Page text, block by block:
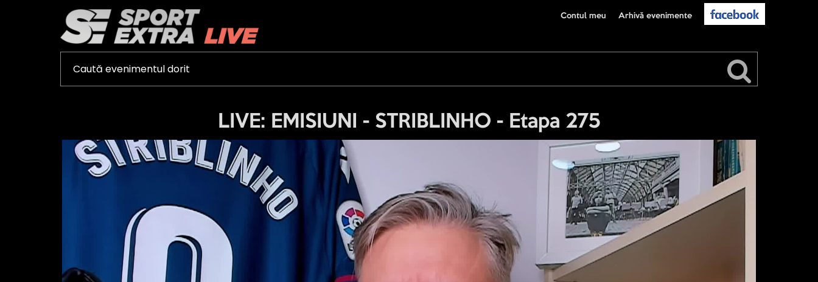
Arhivă evenimente
Contul meu
LIVE: EMISIUNI - STRIBLINHO - Etapa 275